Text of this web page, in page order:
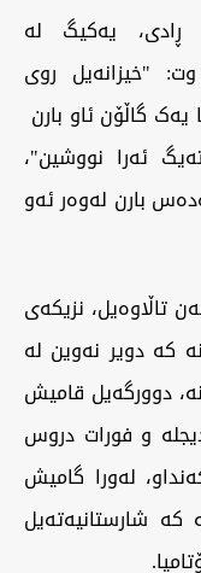
ڕادی، یەکیگ لە
"خیزانەیل روی
گاڵۆن ئاو بارن
ئەرا نووشین"،
بارن لەوەر ئەو
تاڵاوەیل، نزیکەی
کە دویر نەوین لە
دوورگەیل قامیش
و فورات دروس
لەورا گامیش
شارستانیەتەیل